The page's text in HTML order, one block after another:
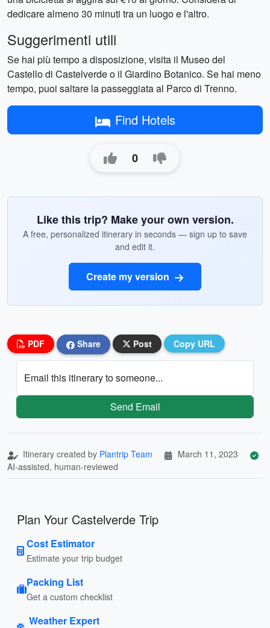
dedicare almeno 30 minuti tra un luogo e l'altro.
Suggerimenti utili
Se hai più tempo a disposizione, visita il Museo del
Castello di Castelverde o il Giardino Botanico. Se hai meno
tempo, puoi saltare la passeggiata al Parco di Trenno.
Find Hotels
0
Like this trip? Make your own version.
A free, personalized itinerary in seconds — sign up to save
and edit it.
Create my version
PDF Share Post Copy URL
Email this itinerary to someone...
Send Email
Itinerary created by Plantrip Team
March 11, 2023
AI-assisted, human-reviewed
Plan Your Castelverde Trip
Cost Estimator
Estimate your trip budget
Packing List
Get a custom checklist
Weather Expert